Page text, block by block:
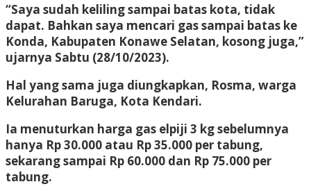
“Saya sudah keliling sampai batas kota, tidak
dapat. Bahkan saya mencari gas sampai batas ke
Konda, Kabupaten Konawe Selatan, kosong juga,”
ujarnya Sabtu (28/10/2023).
Hal yang sama juga diungkapkan, Rosma, warga
Kelurahan Baruga, Kota Kendari.
Ia menuturkan harga gas elpiji 3 kg sebelumnya
hanya Rp 30.000 atau Rp 35.000 per tabung,
sekarang sampai Rp 60.000 dan Rp 75.000 per
tabung.